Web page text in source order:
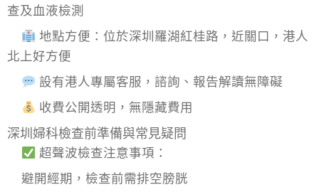
查及血液檢測
地點方便：位於深圳羅湖紅桂路，近關口，港人
北上好方便
設有港人專屬客服，諮詢、報告解讀無障礙
收費公開透明，無隱藏費用
深圳婦科檢查前準備與常見疑問
超聲波檢查注意事項：
避開經期，檢查前需排空膀胱